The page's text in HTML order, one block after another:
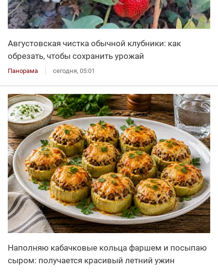
Августовская чистка обычной клубники: как
обрезать, чтобы сохранить урожай
Панорама сегодня, 05:01
Наполняю кабачковые кольца фаршем и посыпаю
сыром: получается красивый летний ужин